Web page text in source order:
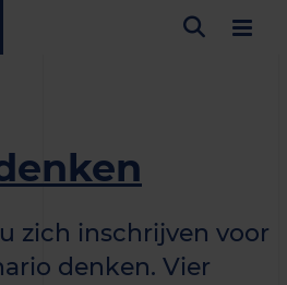
zich inschrijven voor
denken. Vier